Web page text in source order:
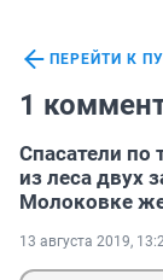
ПЕРЕЙТИ К
1
Спасатели по
из леса двух
Молоковке
13 августа 2019,